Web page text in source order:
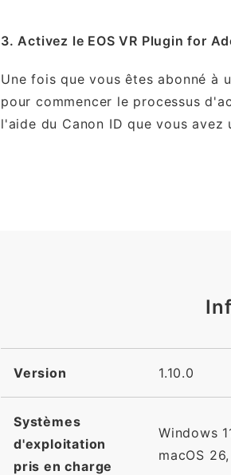
3. Activez le EOS VR Plugin for
Une fois que vous êtes abonné à
pour commencer le processus
l'aide du Canon ID que vous
Version 1.10.0
Systèmes
d'exploitation
pris en charge
Windows
macOS